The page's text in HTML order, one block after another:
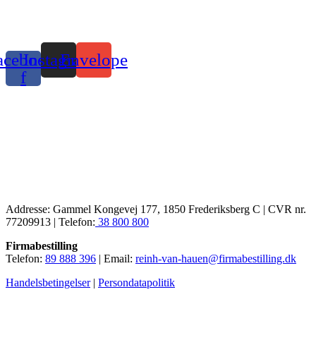
f
InstagramEnvelope
Addresse: Gammel Kongevej 177, 1850 Frederiksberg C | CVR nr.
77209913 | Telefon: 38 800 800
Firmabestilling
Telefon: 89 888 396 | Email: reinh-van-hauen@firmabestilling.dk
Handelsbetingelser| Persondatapolitik